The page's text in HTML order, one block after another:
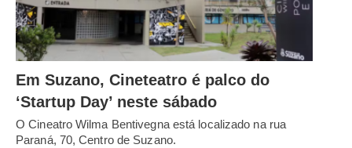
Em Suzano, Cineteatro é palco do
‘Startup Day’ neste sábado
O Cineatro Wilma Bentivegna está localizado na rua
Paraná, 70, Centro de Suzano.